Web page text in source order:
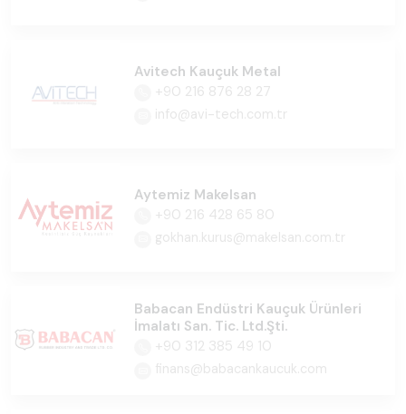
Avitech Kauçuk Metal
+90 216 876 28 27
info@avi-tech.com.tr
Aytemiz Makelsan
+90 216 428 65 80
gokhan.kurus@makelsan.com.tr
Babacan Endüstri Kauçuk Ürünleri
İmalatı San. Tic. Ltd.Şti.
+90 312 385 49 10
finans@babacankaucuk.com